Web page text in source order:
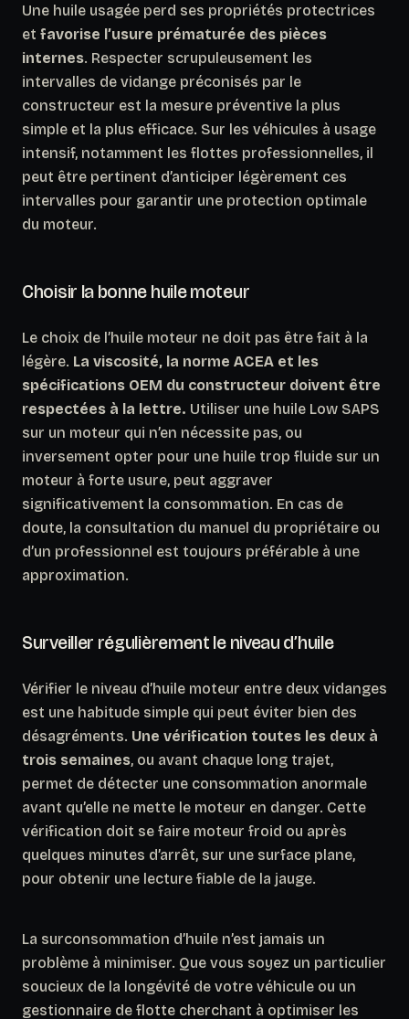
Une huile usagée perd ses propriétés protectrices
et favorise l’usure prématurée des pièces
internes. Respecter scrupuleusement les
intervalles de vidange préconisés par le
constructeur est la mesure préventive la plus
simple et la plus efficace. Sur les véhicules à usage
intensif, notamment les flottes professionnelles, il
peut être pertinent d’anticiper légèrement ces
intervalles pour garantir une protection optimale
du moteur.
Choisir la bonne huile moteur
Le choix de l’huile moteur ne doit pas être fait à la
légère. La viscosité, la norme ACEA et les
spécifications OEM du constructeur doivent être
respectées à la lettre. Utiliser une huile Low SAPS
sur un moteur qui n’en nécessite pas, ou
inversement opter pour une huile trop fluide sur un
moteur à forte usure, peut aggraver
significativement la consommation. En cas de
doute, la consultation du manuel du propriétaire ou
d’un professionnel est toujours préférable à une
approximation.
Surveiller régulièrement le niveau d’huile
Vérifier le niveau d’huile moteur entre deux vidanges
est une habitude simple qui peut éviter bien des
désagréments. Une vérification toutes les deux à
trois semaines, ou avant chaque long trajet,
permet de détecter une consommation anormale
avant qu’elle ne mette le moteur en danger. Cette
vérification doit se faire moteur froid ou après
quelques minutes d’arrêt, sur une surface plane,
pour obtenir une lecture fiable de la jauge.
La surconsommation d’huile n’est jamais un
problème à minimiser. Que vous soyez un particulier
soucieux de la longévité de votre véhicule ou un
gestionnaire de flotte cherchant à optimiser les